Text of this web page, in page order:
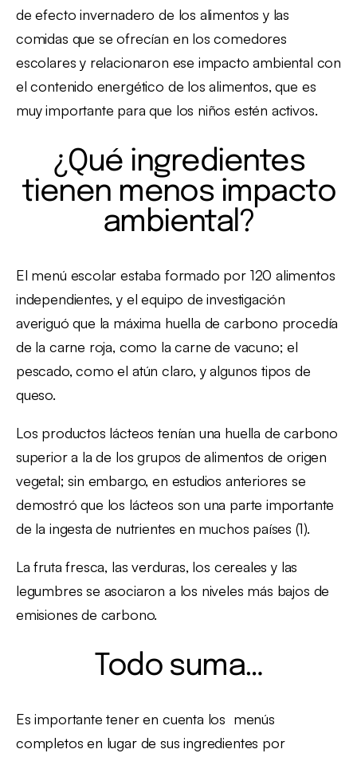
de efecto invernadero de los alimentos y las
comidas que se ofrecían en los comedores
escolares y relacionaron ese impacto ambiental con
el contenido energético de los alimentos, que es
muy importante para que los niños estén activos.
¿Qué ingredientes
tienen menos impacto
ambiental?
El menú escolar estaba formado por 120 alimentos
independientes, y el equipo de investigación
averiguó que la máxima huella de carbono procedía
de la carne roja, como la carne de vacuno; el
pescado, como el atún claro, y algunos tipos de
queso.
Los productos lácteos tenían una huella de carbono
superior a la de los grupos de alimentos de origen
vegetal; sin embargo, en estudios anteriores se
demostró que los lácteos son una parte importante
de la ingesta de nutrientes en muchos países (1).
La fruta fresca, las verduras, los cereales y las
legumbres se asociaron a los niveles más bajos de
emisiones de carbono.
Todo suma…
Es importante tener en cuenta los menús
completos en lugar de sus ingredientes por